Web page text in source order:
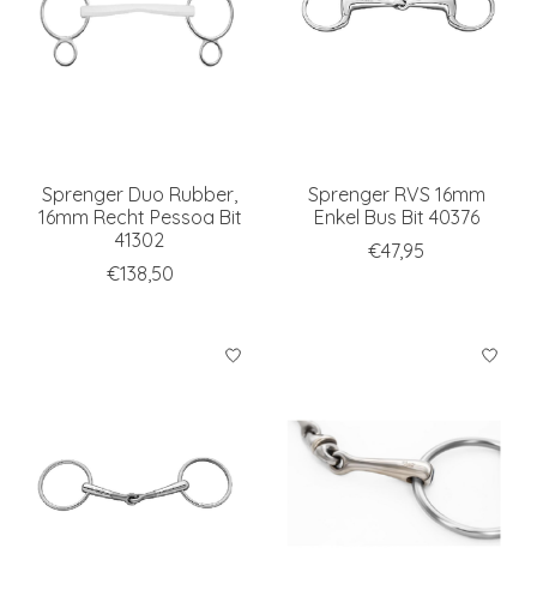
Sprenger Duo Rubber,
16mm Recht Pessoa Bit
41302
€138,50
Sprenger RVS 16mm
Enkel Bus Bit 40376
€47,95